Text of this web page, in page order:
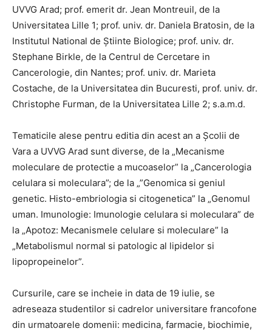
UVVG Arad; prof. emerit dr. Jean Montreuil, de la
Universitatea Lille 1; prof. univ. dr. Daniela Bratosin, de la
Institutul National de Ştiinte Biologice; prof. univ. dr.
Stephane Birkle, de la Centrul de Cercetare in
Cancerologie, din Nantes; prof. univ. dr. Marieta
Costache, de la Universitatea din Bucuresti, prof. univ. dr.
Christophe Furman, de la Universitatea Lille 2; s.a.m.d.
Tematicile alese pentru editia din acest an a Şcolii de
Vara a UVVG Arad sunt diverse, de la „Mecanisme
moleculare de protectie a mucoaselor” la „Cancerologia
celulara si moleculara”; de la „”Genomica si geniul
genetic. Histo-embriologia si citogenetica” la „Genomul
uman. Imunologie: Imunologie celulara si moleculara” de
la „Apotoz: Mecanismele celulare si moleculare” la
„Metabolismul normal si patologic al lipidelor si
lipopropeinelor”.
Cursurile, care se incheie in data de 19 iulie, se
adreseaza studentilor si cadrelor universitare francofone
din urmatoarele domenii: medicina, farmacie, biochimie,